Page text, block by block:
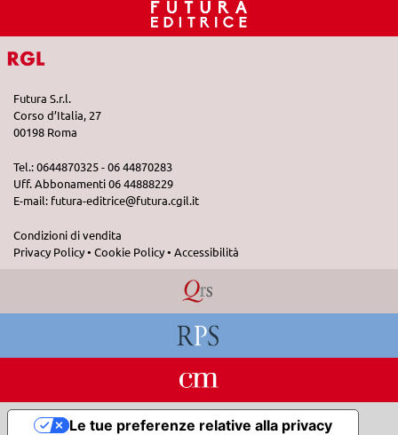
Futura S.r.l.
Corso d’Italia, 27
00198 Roma
Tel.: 0644870325 - 06 44870283
Uff. Abbonamenti 06 44888229
E-mail: futura-editrice@futura.cgil.it
Condizioni di vendita
Privacy Policy• Cookie Policy• Accessibilità
Le tue preferenze relative alla privacy